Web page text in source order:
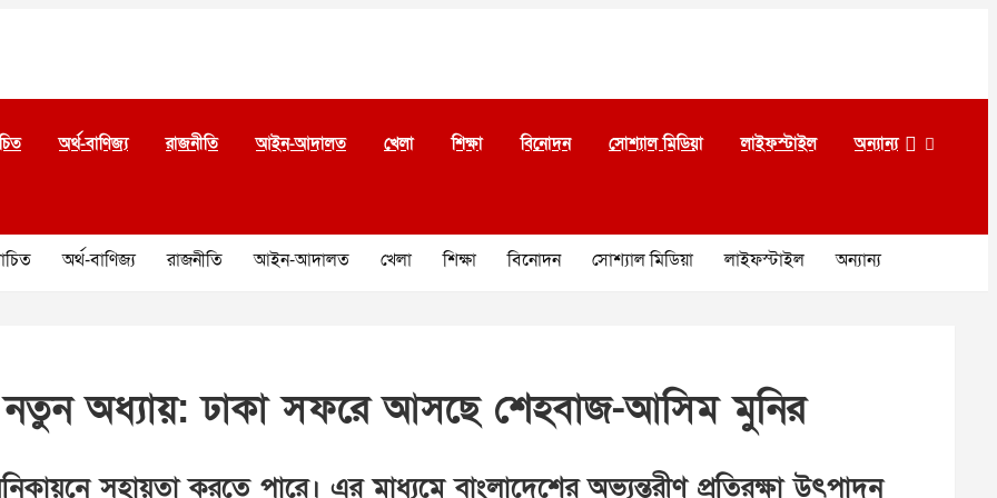
অর্থ-বাণিজ্য রাজনীতি আইন-আদালত খেলা শিক্ষা বিনোদন সোশ্যাল মিডিয়া লাইফস্টাইল অন্যান্য
অর্থ-বাণিজ্য রাজনীতি আইন-আদালত খেলা শিক্ষা বিনোদন সোশ্যাল মিডিয়া লাইফস্টাইল অন্যান্য
নতুন অধ্যায়: ঢাকা সফরে আসছে শেহবাজ-আসিম মুনির
সহায়তা করতে পারে। এর মাধ্যমে বাংলাদেশের অভ্যন্তরীণ প্রতিরক্ষা উৎপাদন